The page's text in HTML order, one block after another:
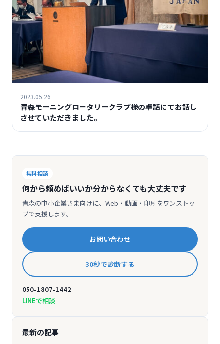
2023.05.26
青森モーニングロータリークラブ様の卓話にてお話し
させていただきました。
無料相談
何から頼めばいいか分からなくても大丈夫です
青森の中小企業さま向けに、Web・動画・印刷をワンストッ
プで支援します。
お問い合わせ
30秒で診断する
050-1807-1442
LINEで相談
最新の記事